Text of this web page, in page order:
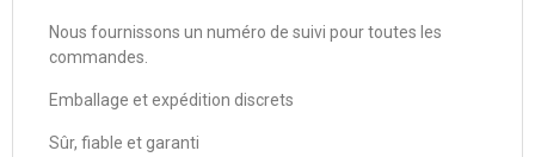
Nous fournissons un numéro de suivi pour toutes les
commandes.
Emballage et expédition discrets
Sûr, fiable et garanti